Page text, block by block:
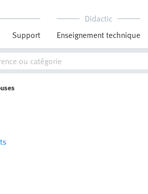
Support
Didactic
Enseignement technique